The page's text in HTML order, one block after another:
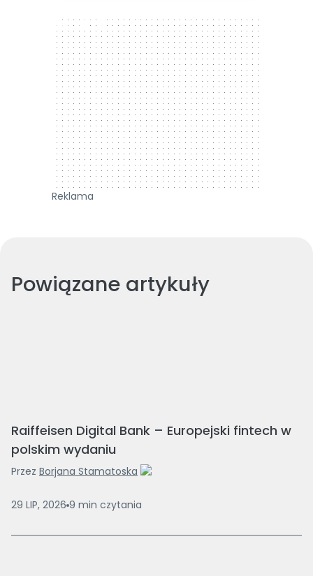
300 x 250
Reklama
Powiązane artykuły
Raiffeisen Digital Bank – Europejski fintech w
polskim wydaniu
Przez Borjana Stamatoska
29 LIP, 2026 9 min czytania